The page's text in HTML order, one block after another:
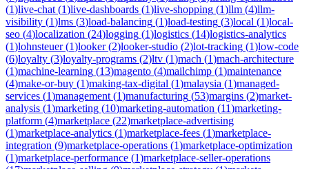
(1)live-chat (1)live-dashboards (1)live-shopping (1)llm (4)llm-
visibility (1)lms (3)load-balancing (1)load-testing (3)local (1)local-
seo (4)localization (24)logging (1)logistics (14)logistics-analytics
(1)lohnsteuer(1)looker(2)looker-studio (2)lot-tracking (1)low-code
(6)loyalty (3)loyalty-programs (2)ltv (1)mach (1)mach-architecture
(1)machine-learning (13)magento (4)mailchimp (1)maintenance
(4)make-or-buy (1)making-tax-digital (1)malaysia (1)managed-
services (1)management (1)manufacturing (53)margins (2)market-
analysis (1)marketing (10)marketing-automation (11)marketing-
platform (4)marketplace (22)marketplace-advertising
(1)marketplace-analytics (1)marketplace-fees (1)marketplace-
integration (9)marketplace-operations (1)marketplace-optimization
(1)marketplace-performance (1)marketplace-seller-operations